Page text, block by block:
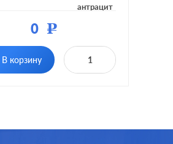
антрацит
без подсветки
сенсорный, с
0Р
В корзину